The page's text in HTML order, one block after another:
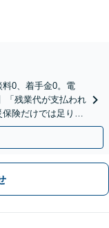
料0、着手金0。電
「残業代が支払われ
険だけでは足りな
を。